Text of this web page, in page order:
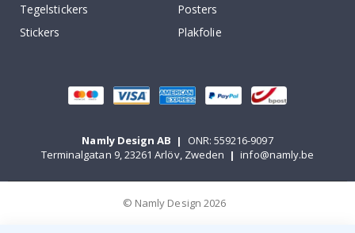
Tegelstickers
Posters
Stickers
Plakfolie
Namly Design AB |
ONR: 559216-9097
Terminalgatan 9, 23261 Arlöv, Zweden | info@namly.be
© Namly Design 2026